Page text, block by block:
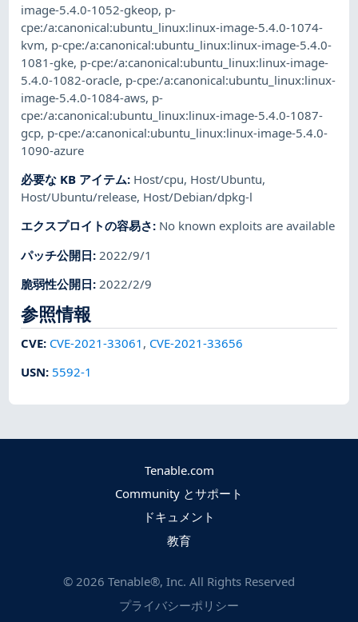
image-5.4.0-1052-gkeop, p-
cpe:/a:canonical:ubuntu_linux:linux-image-5.4.0-1074-
kvm, p-cpe:/a:canonical:ubuntu_linux:linux-image-5.4.0-
1081-gke, p-cpe:/a:canonical:ubuntu_linux:linux-image-
5.4.0-1082-oracle, p-cpe:/a:canonical:ubuntu_linux:linux-
image-5.4.0-1084-aws, p-
cpe:/a:canonical:ubuntu_linux:linux-image-5.4.0-1087-
gcp, p-cpe:/a:canonical:ubuntu_linux:linux-image-5.4.0-
1090-azure
必要な KB アイテム: Host/cpu, Host/Ubuntu,
Host/Ubuntu/release, Host/Debian/dpkg-l
エクスプロイトの容易さ: No known exploits are available
パッチ公開日: 2022/9/1
脆弱性公開日:2022/2/9
参照情報
CVE: CVE-2021-33061 , CVE-2021-33656
USN: 5592-1
Tenable.com
Community とサポート
ドキュメント
教育
© 2026 Tenable®, Inc. All Rights Reserved
プライバシーポリシー